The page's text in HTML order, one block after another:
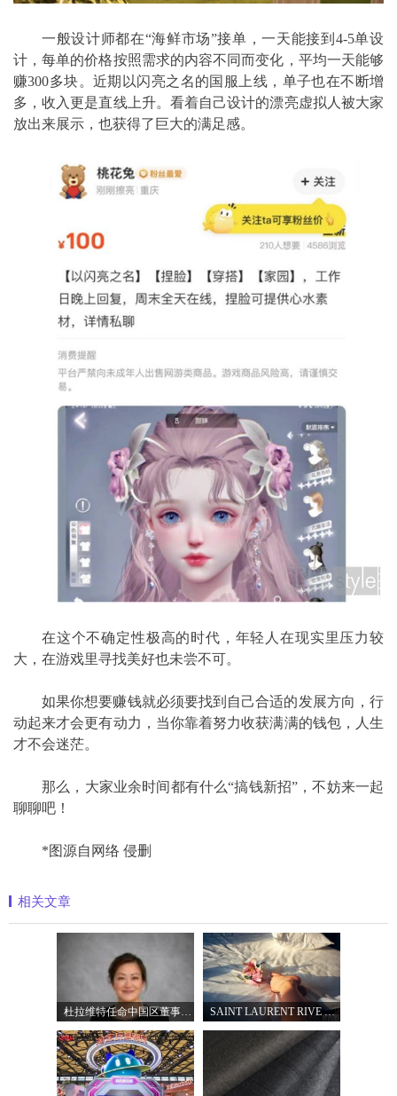
一般设计师都在“海鲜市场”接单，一天能接到4-5单设
计，每单的价格按照需求的内容不同而变化，平均一天能够
赚300多块。近期以闪亮之名的国服上线，单子也在不断增
多，收入更是直线上升。看着自己设计的漂亮虚拟人被大家
放出来展示，也获得了巨大的满足感。
在这个不确定性极高的时代，年轻人在现实里压力较
大，在游戏里寻找美好也未尝不可。
如果你想要赚钱就必须要找到自己合适的发展方向，行
动起来才会更有动力，当你靠着努力收获满满的钱包，人生
才不会迷茫。
那么，大家业余时间都有什么“搞钱新招”，不妨来一起
聊聊吧！
*图源自网络 侵删
相关文章
杜拉维特任命中国区董事总经理杨琛女士 SAINT LAURENT RIVE DROITE圣罗兰北京右岸精品店